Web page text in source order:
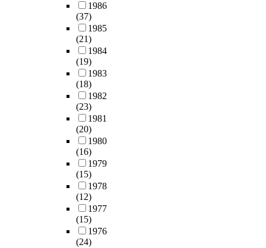
1986
(37)
1985
(21)
1984
(19)
1983
(18)
1982
(23)
1981
(20)
1980
(16)
1979
(15)
1978
(12)
1977
(15)
1976
(24)